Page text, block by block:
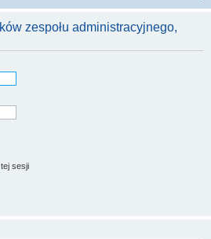
zespołu administracyjnego,
sesji